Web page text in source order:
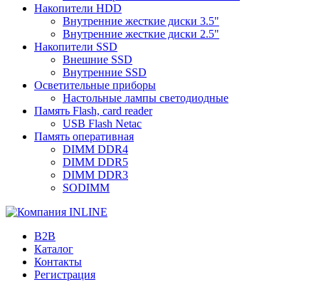
Накопители HDD
Внутренние жесткие диски 3.5"
Внутренние жесткие диски 2.5"
Накопители SSD
Внешние SSD
Внутренние SSD
Осветительные приборы
Настольные лампы светодиодные
Память Flash, card reader
USB Flash Netac
Память оперативная
DIMM DDR4
DIMM DDR5
DIMM DDR3
SODIMM
B2B
Каталог
Контакты
Регистрация